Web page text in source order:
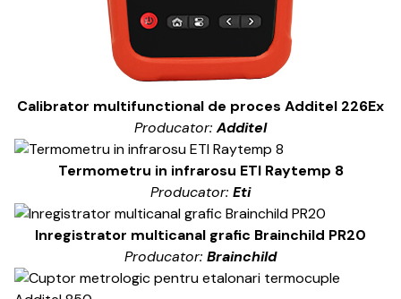
Calibrator multifunctional de proces Additel 226Ex
Producator:Additel
Termometru in infrarosu ETI Raytemp 8
Producator: Eti
Inregistrator multicanal grafic Brainchild PR20
Producator: Brainchild